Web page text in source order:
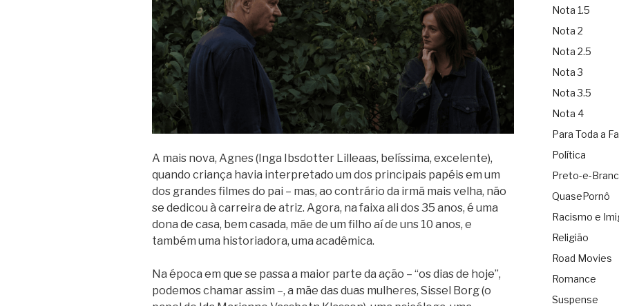
A mais nova, Agnes (Inga Ibsdotter Lilleaas, belíssima, excelente),
quando criança havia interpretado um dos principais papéis em um
dos grandes filmes do pai – mas, ao contrário da irmã mais velha, não
se dedicou à carreira de atriz. Agora, na faixa ali dos 35 anos, é uma
dona de casa, bem casada, mãe de um filho aí de uns 10 anos, e
também uma historiadora, uma acadêmica.
Na época em que se passa a maior parte da ação – “os dias de hoje”,
podemos chamar assim –, a mãe das duas mulheres, Sissel Borg (o
Nota 1.5
Nota 2
Nota 2.5
Nota 3
Nota 3.5
Nota 4
Para Toda a
Política
Preto-e-
QuasePornô
Racismo e
Religião
Road Movies
Romance
Suspense